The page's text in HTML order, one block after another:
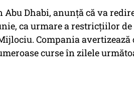
Dhabi, anunță că va
ca urmare a restricțiilor
Compania avertizează
curse în zilele